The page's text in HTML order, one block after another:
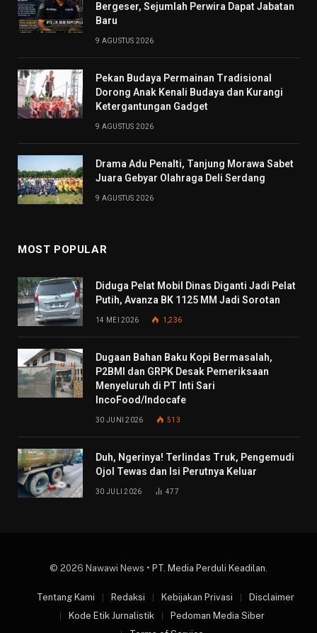
Bergeser, Sejumlah Perwira Dapat Jabatan
Baru
9 AGUSTUS 2026
Pekan Budaya Permainan Tradisional
Dorong Anak Kenali Budaya dan Kurangi
Ketergantungan Gadget
9 AGUSTUS 2026
Drama Adu Penalti, Tanjung Morawa Sabet
Juara Gebyar Olahraga Deli Serdang
9 AGUSTUS 2026
MOST POPULAR
Diduga Pelat Mobil Dinas Diganti Jadi Pelat
Putih, Avanza BK 1125 MM Jadi Sorotan
14 MEI 2026 1,236
Dugaan Bahan Baku Kopi Bermasalah,
P2BMI dan GRPK Desak Pemeriksaan
Menyeluruh di PT Inti Sari
IncoFood/Indocafe
30 JUNI 2026 513
Duh, Ngerinya! Terlindas Truk, Pengemudi
Ojol Tewas dan Isi Perutnya Keluar
30 JULI 2026 477
© 2026 Nawawi News • PT. Media Perduli Keadilan.
Tentang Kami Redaksi Kebijakan Privasi
Disclaimer
Kode Etik Jurnalistik
Pedoman Media Siber